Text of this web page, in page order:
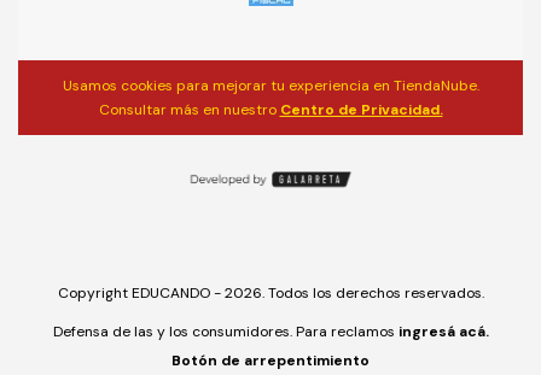
Usamos cookies para mejorar tu experiencia en TiendaNube.
Consultar más en nuestro Centro de Privacidad.
Copyright EDUCANDO - 2026. Todos los derechos reservados.
Defensa de las y los consumidores. Para reclamos ingresá acá.
Botón de arrepentimiento